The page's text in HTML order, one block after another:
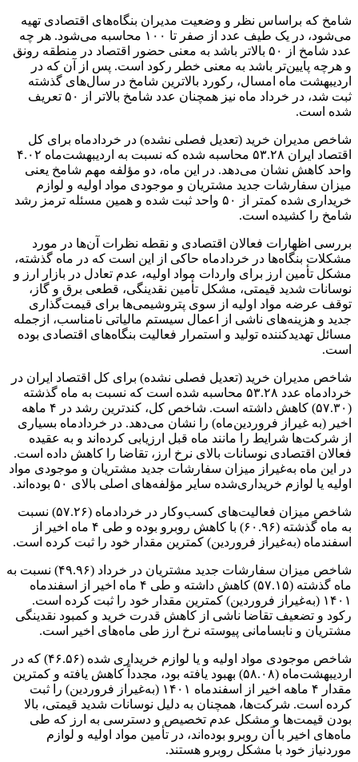
شامخ که براساس نظر و وضعیت مدیران بنگاه‌های اقتصادی تهیه
می‌شود، در یک طیف عدد از صفر تا ۱۰۰ محاسبه می‌شود. هر چه
عدد شامخ از ۵۰ بالاتر باشد به معنی حضور اقتصاد در منطقه رونق
و هرچه پایین‌تر باشد به معنی خطر رکود است. پس از آن که در
اردیبهشت ماه امسال، رکورد بالاترین شامخ در سال‌های گذشته
ثبت شد، در خرداد ماه نیز همچنان عدد شامخ بالاتر از ۵۰ تعریف
شده است.
شاخص مدیران خرید (تعدیل فصلی نشده) در خردادماه برای کل
اقتصاد ایران ۵۳.۲۸ محاسبه شده که نسبت به اردیبهشت‌ماه ۴.۰۲
واحد کاهش نشان می‌دهد. در این ماه، دو مؤلفه مهم شامخ یعنی
میزان سفارشات جدید مشتریان و موجودی مواد اولیه و لوازم
خریداری شده کمتر از ۵۰ واحد ثبت شده و همین مسئله ترمز رشد
شامخ را کشیده است.
بررسی اظهارات فعالان اقتصادی و نقطه نظرات آن‌ها در مورد
مشکلات بنگاه‌ها در خردادماه حاکی از این است که در ماه گذشته،
مشکل تأمین ارز برای واردات مواد اولیه، عدم تعادل در بازار ارز و
نوسانات شدید قیمتی، مشکل تأمین نقدینگی، قطعی برق و گاز،
توقف عرضه مواد اولیه از سوی پتروشیمی‌ها برای قیمت‌گذاری
جدید و هزینه‌های ناشی از اعمال سیستم مالیاتی نامناسب، ازجمله
مسائل تهدیدکننده تولید و استمرار فعالیت بنگاه‌های اقتصادی بوده
است.
شاخص مدیران خرید (تعدیل فصلی نشده) برای کل اقتصاد ایران در
خردادماه عدد ۵۳.۲۸ محاسبه شده است که نسبت به ماه گذشته
(۵۷.۳۰) کاهش داشته است. شاخص کل، کندترین رشد در ۴ ماهه
اخیر (به غیراز فروردین‌ماه) را نشان می‌دهد. در خردادماه بسیاری
از شرکت‌ها شرایط را مانند ماه قبل ارزیابی کرده‌اند و به عقیده
فعالان اقتصادی نوسانات بالای نرخ ارز، تقاضا را کاهش داده است.
در این ماه به‌غیراز میزان سفارشات جدید مشتریان و موجودی مواد
اولیه یا لوازم خریداری‌شده سایر مؤلفه‌های اصلی بالای ۵۰ بوده‌اند.
شاخص میزان فعالیت‌های کسب‌وکار در خردادماه (۵۷.۲۶) نسبت
به ماه گذشته (۶۰.۹۶) با کاهش روبرو بوده و طی ۴ ماه اخیر از
اسفندماه (به‌غیراز فروردین) کمترین مقدار خود را ثبت کرده است.
شاخص میزان سفارشات جدید مشتریان در خرداد (۴۹.۹۶) نسبت به
ماه گذشته (۵۷.۱۵) کاهش داشته و طی ۴ ماه اخیر از اسفندماه
۱۴۰۱ (به‌غیراز فروردین) کمترین مقدار خود را ثبت کرده است.
رکود و تضعیف تقاضا ناشی از کاهش قدرت خرید و کمبود نقدینگی
مشتریان و نابسامانی پیوسته نرخ ارز طی ماه‌های اخیر است.
شاخص موجودی مواد اولیه و یا لوازم خریداری شده (۴۶.۵۶) که در
اردیبهشت‌ماه (۵۸.۰۸) بهبود یافته بود، مجدداً کاهش یافته و کمترین
مقدار ۴ ماهه اخیر از اسفندماه ۱۴۰۱ (به‌غیراز فروردین) را ثبت
کرده است. شرکت‌ها، همچنان به دلیل نوسانات شدید قیمتی، بالا
بودن قیمت‌ها و مشکل عدم تخصیص و دسترسی به ارز که طی
ماه‌های اخیر با آن روبرو بوده‌اند، در تأمین مواد اولیه و لوازم
موردنیاز خود با مشکل روبرو هستند.